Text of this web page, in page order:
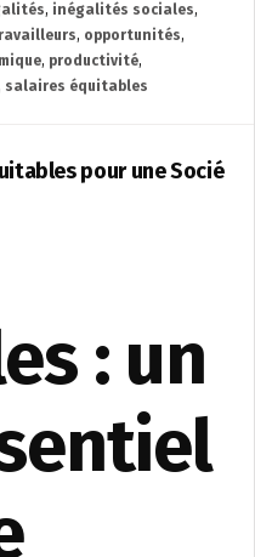
, inégalités sociales,
, opportunités,
, productivité,
salaires équitables
pour une Socié
: un